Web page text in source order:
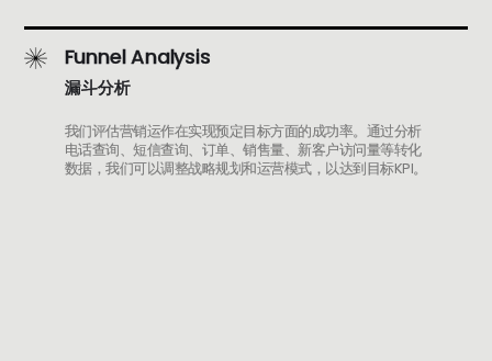
Funnel Analysis
漏斗分析
我们评估营销运作在实现预定目标方面的成功率。通过分析
电话查询、短信查询、订单、销售量、新客户访问量等转化
数据，我们可以调整战略规划和运营模式，以达到目标KPI。